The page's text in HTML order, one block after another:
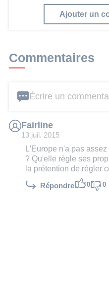
Ajouter un
Commentaires
Écrire un
Fairline
13 juil. 2015
L'Europe n'a pas
? Qu'elle règle ses
la prétention de régler
Répondre 0 0